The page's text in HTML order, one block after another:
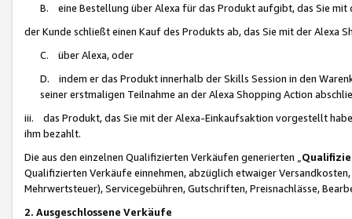
B. eine Bestellung über Alexa für das Produkt aufgibt, das Sie mit
der Kunde schließt einen Kauf des Produkts ab, das Sie mit der Alexa
C. über Alexa, oder
D. indem er das Produkt innerhalb der Skills Session in den
seiner erstmaligen Teilnahme an der Alexa Shopping Action
iii. das Produkt, das Sie mit der Alexa-Einkaufsaktion vorgestellt
ihm bezahlt.
Die aus den einzelnen Qualifizierten Verkäufen generierten „
Qualifizierten Verkäufe einnehmen, abzüglich etwaiger
Mehrwertsteuer), Servicegebühren, Gutschriften, Preisnachlässe,
2. Ausgeschlossene Verkäufe